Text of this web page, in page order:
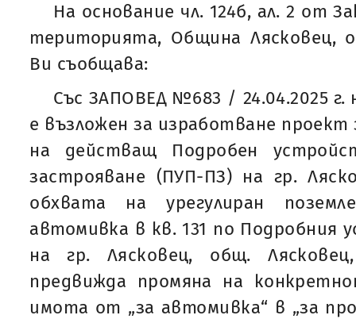
На основание чл. 124б, ал. 2 от
територията, Община Лясковец,
Ви съобщава:
Със ЗАПОВЕД №683 / 24.04.2025
е възложен за изработване проект
на действащ Подробен
застрояване (ПУП-ПЗ) на гр.
обхвата на урегулиран
автомивка в кв. 131 по Подробния
на гр. Лясковец, общ.
предвижда промяна на
имота от „за автомивка“ в „за